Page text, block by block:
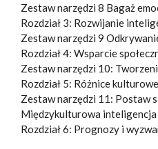
Zestaw narzędzi 8 Bagaż
Rozdział 3: Rozwijanie
Zestaw narzędzi 9
Rozdział 4: Wsparcie
Zestaw narzędzi 10:
Rozdział 5: Różnice
Zestaw narzędzi 11: Postaw
Międzykulturowa inteligencja
Rozdział 6: Prognozy i